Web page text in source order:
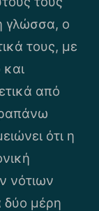
γλώσσα, ο
τους, με
και
από
ότι η
νότιων
δύο μέρη